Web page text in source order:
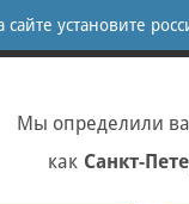
сайте установите
Мы определили
как Санкт-
(812) 655-67-58
(812) 655-67-37